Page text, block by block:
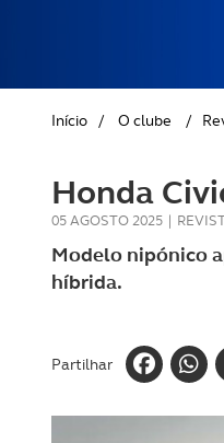
GOLFE
Início / O clube /
Honda
05 AGOSTO 2025 |
Modelo nipónico
híbrida.
Partilhar